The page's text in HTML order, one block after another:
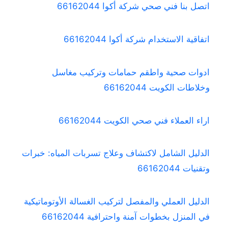
اتصل بنا فني صحي شركة أكوا 66162044
اتفاقية الاستخدام شركة أكوا 66162044
ادوات صحية واطقم حمامات وتركيب مغاسل
وخلاطات الكويت 66162044
اراء العملاء فني صحي الكويت 66162044
الدليل الشامل لاكتشاف وعلاج تسربات المياه: خبرات
وتقنيات 66162044
الدليل العملي والمفصل لتركيب الغسالة الأوتوماتيكية
في المنزل بخطوات آمنة واحترافية 66162044